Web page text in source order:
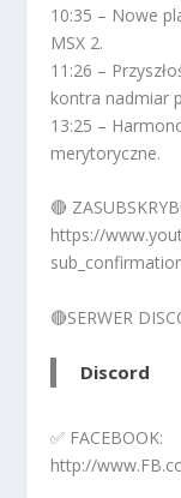
10:35 – Nowe
MSX 2.
11:26 –
kontra nadmiar
13:25 –
merytoryczne.
🔴
https://
🔴SERWER
Discord
✅ FACEBOOK:
http://